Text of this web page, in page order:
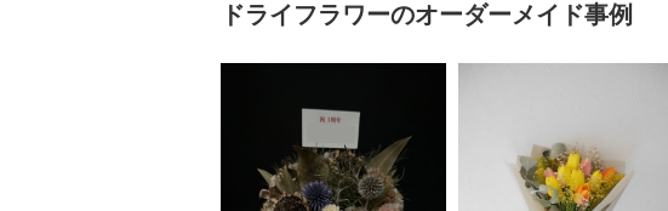
ドライフラワーのオーダーメイド事例